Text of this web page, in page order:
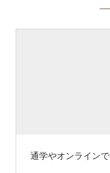
通学やオンライン